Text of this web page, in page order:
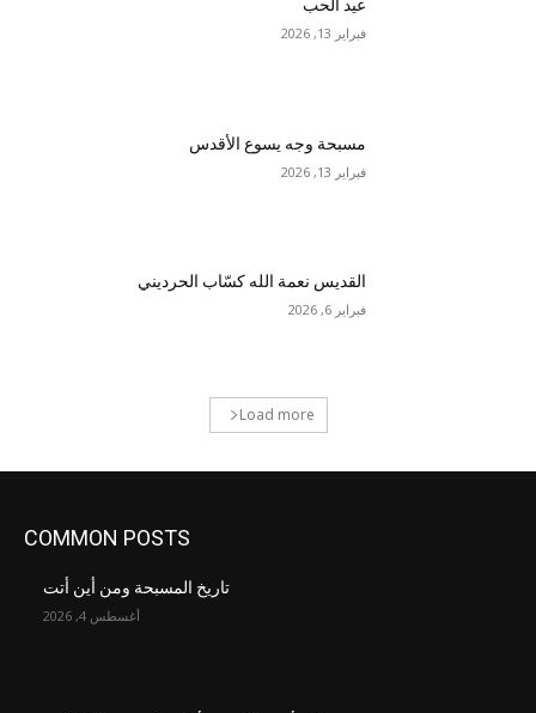
عيد الحب
فبراير 13, 2026
مسبحة وجه يسوع الأقدس
فبراير 13, 2026
القديس نعمة الله كسّاب الحرديني
فبراير 6, 2026
Load more
COMMON POSTS
تاريخ المسبحة ومن أين أتت
أغسطس 4, 2026